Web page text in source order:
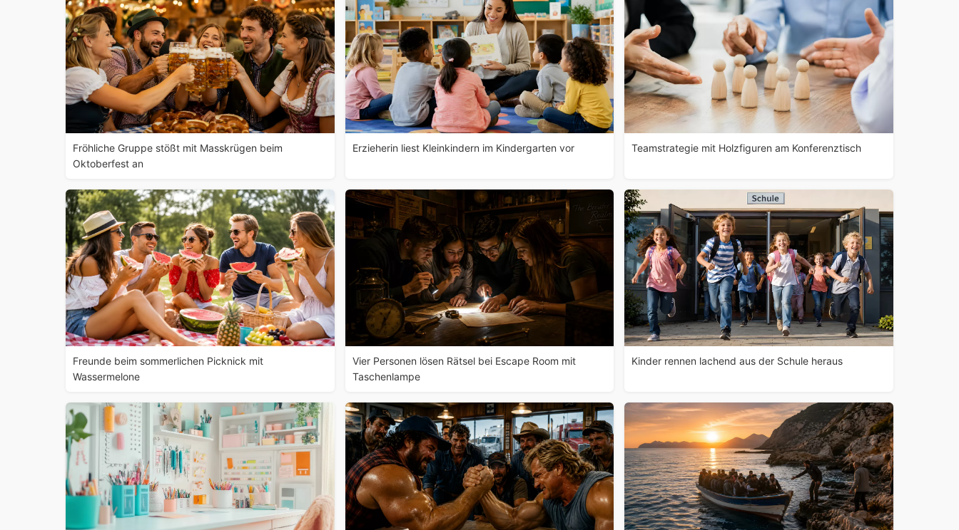
Fröhliche Gruppe stößt mit Masskrügen beim
Oktoberfest an
Erzieherin liest Kleinkindern im Kindergarten vor Teamstrategie mit Holzfiguren am Konferenztisch
Freunde beim sommerlichen Picknick mit
Wassermelone
Vier Personen lösen Rätsel bei Escape Room mit
Taschenlampe
Kinder rennen lachend aus der Schule heraus